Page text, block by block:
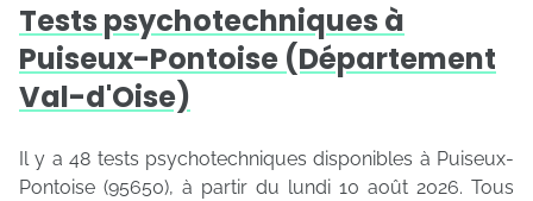
Invalidation du permis de conduire
Annulation du permis de conduire
Médecins agréés pour le permis
Tests psychotechniques à
Puiseux-Pontoise (Département
Val-d'Oise)
Il y a 48 tests psychotechniques disponibles à Puiseux-
Pontoise (95650), à partir du lundi 10 août 2026. Tous